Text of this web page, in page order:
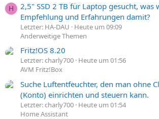
H
2,5" SSD 2 TB für Laptop gesucht, was
Empfehlung und Erfahrungen damit?
Letzter: HA-DAU
Heute um 09:09
Anderweitige Themen
Fritz!OS 8.20
Letzter: charly700 Heute um 01:56
AVM Fritz!Box
Suche Luftentfeuchter, den man ohne
(Konto) einrichten und steuern kann.
Letzter: charly700 Heute um 01:54
Home Assistant